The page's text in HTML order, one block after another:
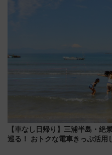
【車なし日帰り】三浦半島・絶
巡る！ おトクな電車きっぷ活用